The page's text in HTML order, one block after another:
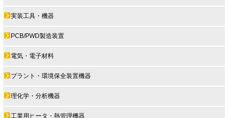
実装工具・機器
PCB/PWD製造装置
電気・電子材料
プラント・環境保全装置機器
理化学・分析機器
工業用ヒータ・熱管理機器